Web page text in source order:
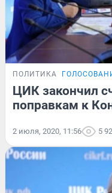
ПОЛИТИКА
ЦИК закончил
поправкам к
2 июля, 2020, 11:56 5